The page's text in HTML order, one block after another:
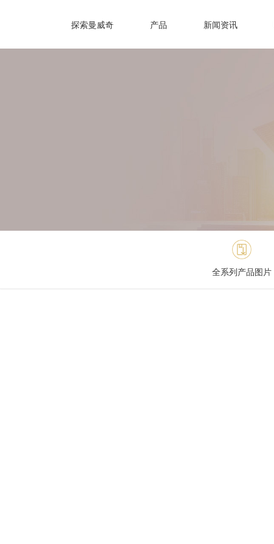
探索曼威奇 产品 新闻资讯
全系列产品图片